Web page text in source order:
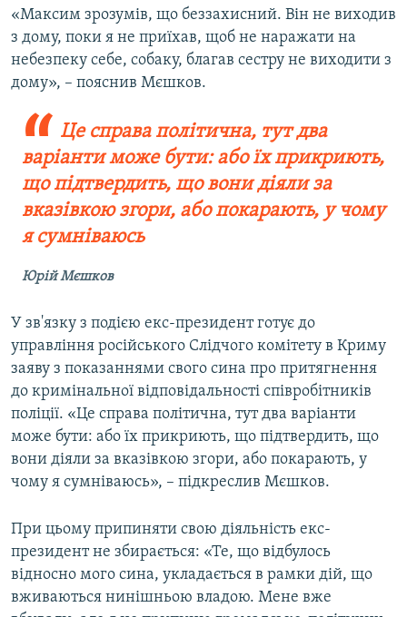
«Максим зрозумів, що беззахисний. Він не виходив
з дому, поки я не приїхав, щоб не наражати на
небезпеку себе, собаку, благав сестру не виходити з
дому», – пояснив Мєшков.
Це справа політична, тут два
варіанти може бути: або їх прикриють,
що підтвердить, що вони діяли за
вказівкою згори, або покарають, у чому
я сумніваюсь
Юрій Мєшков
У зв'язку з подією екс-президент готує до
управління російського Слідчого комітету в Криму
заяву з показаннями свого сина про притягнення
до кримінальної відповідальності співробітників
поліції. «Це справа політична, тут два варіанти
може бути: або їх прикриють, що підтвердить, що
вони діяли за вказівкою згори, або покарають, у
чому я сумніваюсь», – підкреслив Мєшков.
При цьому припиняти свою діяльність екс-
президент не збирається: «Те, що відбулось
відносно мого сина, укладається в рамки дій, що
вживаються нинішньою владою. Мене вже